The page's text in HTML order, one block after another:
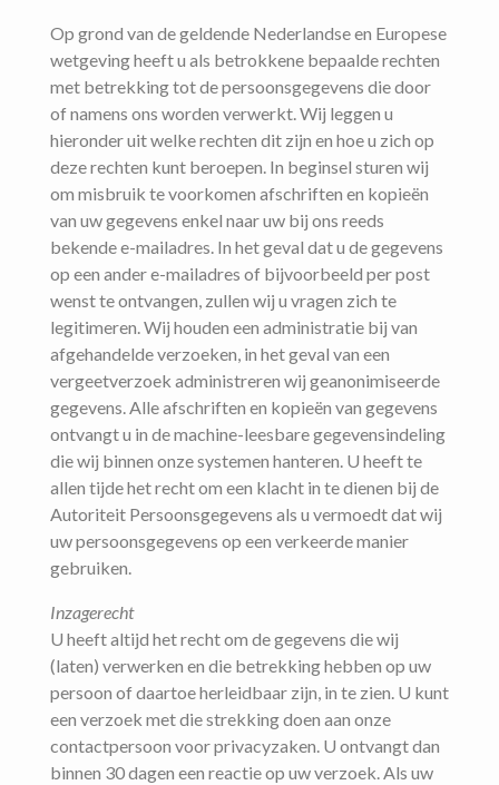
Op grond van de geldende Nederlandse en Europese
wetgeving heeft u als betrokkene bepaalde rechten
met betrekking tot de persoonsgegevens die door
of namens ons worden verwerkt. Wij leggen u
hieronder uit welke rechten dit zijn en hoe u zich op
deze rechten kunt beroepen. In beginsel sturen wij
om misbruik te voorkomen afschriften en kopieën
van uw gegevens enkel naar uw bij ons reeds
bekende e-mailadres. In het geval dat u de gegevens
op een ander e-mailadres of bijvoorbeeld per post
wenst te ontvangen, zullen wij u vragen zich te
legitimeren. Wij houden een administratie bij van
afgehandelde verzoeken, in het geval van een
vergeetverzoek administreren wij geanonimiseerde
gegevens. Alle afschriften en kopieën van gegevens
ontvangt u in de machine-leesbare gegevensindeling
die wij binnen onze systemen hanteren. U heeft te
allen tijde het recht om een klacht in te dienen bij de
Autoriteit Persoonsgegevens als u vermoedt dat wij
uw persoonsgegevens op een verkeerde manier
gebruiken.
Inzagerecht
U heeft altijd het recht om de gegevens die wij
(laten) verwerken en die betrekking hebben op uw
persoon of daartoe herleidbaar zijn, in te zien. U kunt
een verzoek met die strekking doen aan onze
contactpersoon voor privacyzaken. U ontvangt dan
binnen 30 dagen een reactie op uw verzoek. Als uw